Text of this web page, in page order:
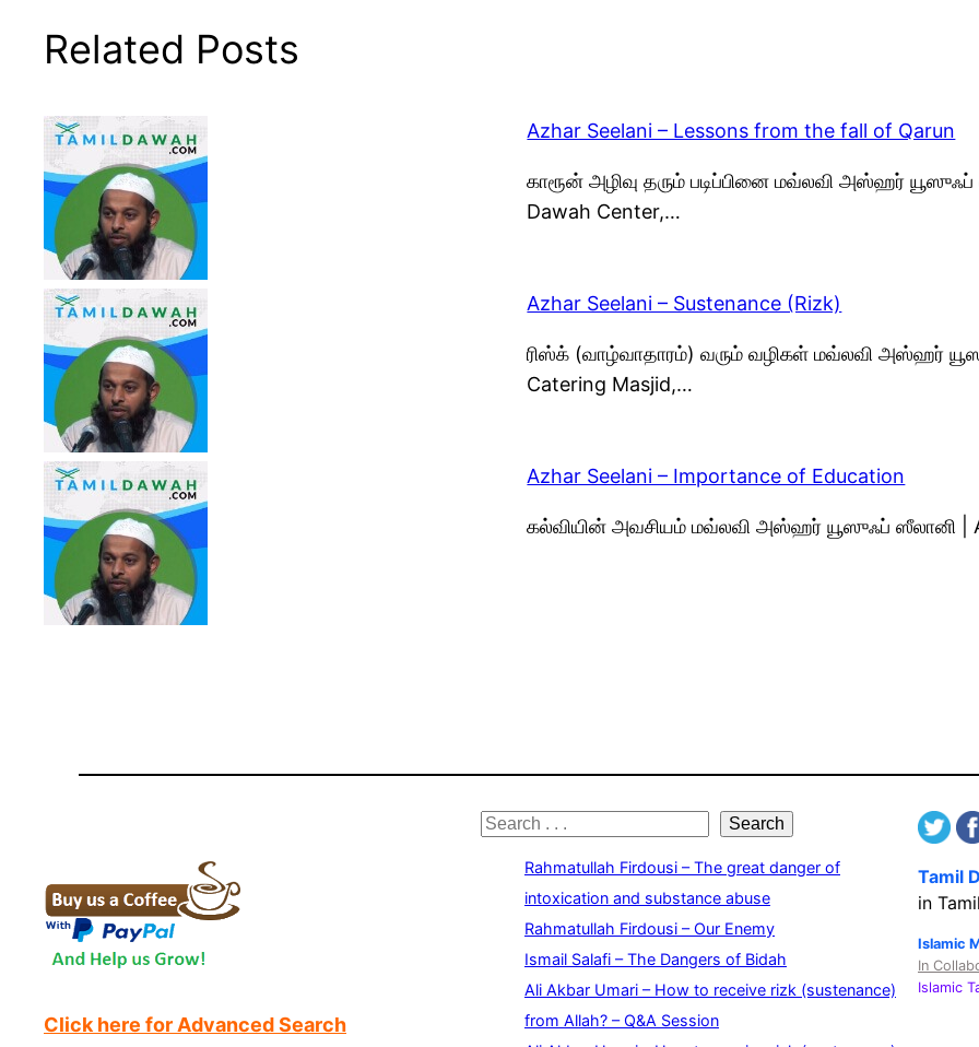
Related Posts
Azhar Seelani – Lessons from the fall of Qarun
காரூன் அழிவு தரும் படிப்பினை மவ்லவி அஸ்ஹர்
Dawah Center,…
Azhar Seelani – Sustenance (Rizk)
ரிஸ்க் (வாழ்வாதாரம்) வரும் வழிகள் மவ்லவி அஸ்ஹர்
Catering Masjid,…
Azhar Seelani – Importance of Education
கல்வியின் அவசியம் மவ்லவி அஸ்ஹர் யூஸுஃப் ஸீலானி |
Click here for Advanced Search
S
Search
Rahmatullah Firdousi – The great danger of
intoxication and substance abuse
Rahmatullah Firdousi – Our Enemy
Ismail Salafi – The Dangers of Bidah
Ali Akbar Umari – How to receive rizk (sustenance)
from Allah? – Q&A Session
Tamil
in Tamil
Islamic
In
Islamic